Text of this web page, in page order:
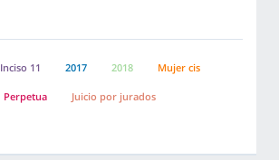
Inciso 11 2017 2018 Mujer cis
Perpetua Juicio por jurados